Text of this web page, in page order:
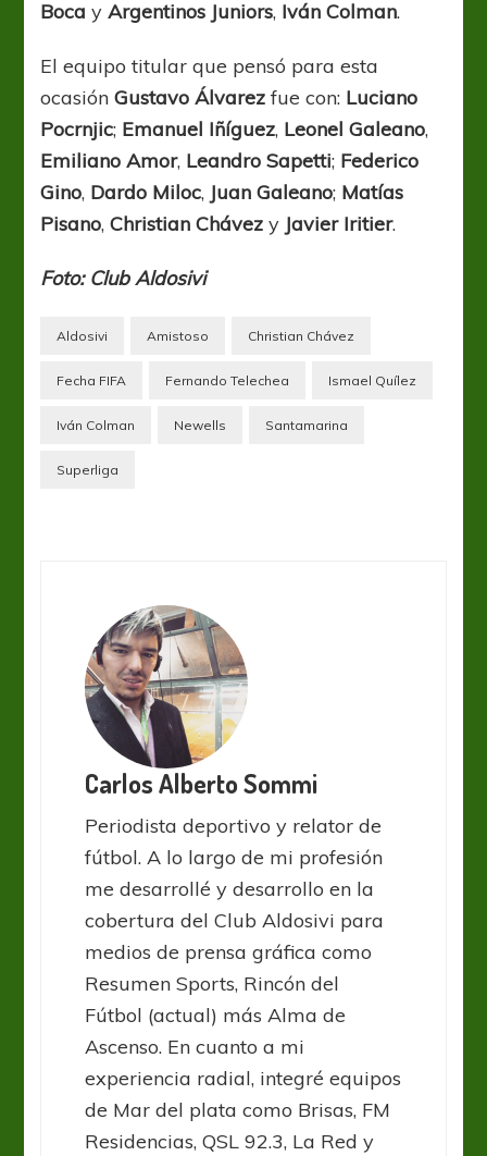
Boca yArgentinos Juniors, Iván Colman.
El equipo titular que pensó para esta
ocasiónGustavo Álvarez fue con: Luciano
Pocrnjic; Emanuel Iñíguez, Leonel Galeano,
Emiliano Amor, Leandro Sapetti; Federico
Gino, Dardo Miloc, Juan Galeano; Matías
Pisano,Christian Chávez y Javier Iritier.
Foto: Club Aldosivi
Aldosivi Amistoso Christian Chávez
Fecha FIFA Fernando Telechea Ismael Quílez
Iván Colman Newells Santamarina
Superliga
Carlos Alberto Sommi
Periodista deportivo y relator de
fútbol. A lo largo de mi profesión
me desarrollé y desarrollo en la
cobertura del Club Aldosivi para
medios de prensa gráfica como
Resumen Sports, Rincón del
Fútbol (actual) más Alma de
Ascenso. En cuanto a mi
experiencia radial, integré equipos
de Mar del plata como Brisas, FM
Residencias, QSL 92.3, La Red y